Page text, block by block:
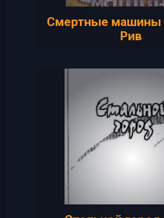
Смертные машины
Рив